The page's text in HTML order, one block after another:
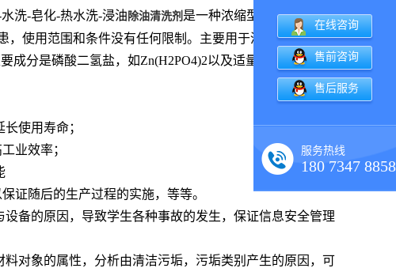
洗-皂化-热水洗-浸油 除油清洗剂 是一种浓缩型的清洗剂，清
，使用范围和条件没有任何限制。主要用于清洗各类常见的
成分是磷酸二氢盐，如Zn(H2PO4)2以及适量的游离磷酸和
使用寿命；
业效率；
证随后的生产过程的实施，等等。
备的原因，导致学生各种事故的发生，保证信息安全管理
对象的属性，分析由清洁污垢，污垢类别产生的原因，可
在线咨询
售前咨询
售后服务
服务热线
180 7347 8858